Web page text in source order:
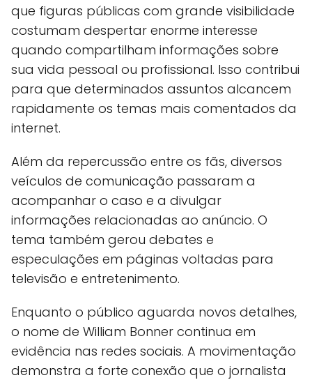
que figuras públicas com grande visibilidade
costumam despertar enorme interesse
quando compartilham informações sobre
sua vida pessoal ou profissional. Isso contribui
para que determinados assuntos alcancem
rapidamente os temas mais comentados da
internet.
Além da repercussão entre os fãs, diversos
veículos de comunicação passaram a
acompanhar o caso e a divulgar
informações relacionadas ao anúncio. O
tema também gerou debates e
especulações em páginas voltadas para
televisão e entretenimento.
Enquanto o público aguarda novos detalhes,
o nome de William Bonner continua em
evidência nas redes sociais. A movimentação
demonstra a forte conexão que o jornalista